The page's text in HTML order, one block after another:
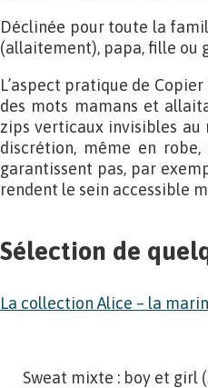
Déclinée pour toute la
(allaitement), papa, fille ou
L’aspect pratique de
des mots mamans et
zips verticaux invisibles
discrétion, même en
garantissent pas, par
rendent le sein accessible
Sélection de
La collection Alice – la
Sweat mixte : boy et girl